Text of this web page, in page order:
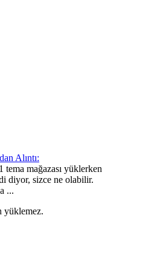
Alıntı:
tema mağazası yüklerken
diyor, sizce ne olabilir.
...
yüklemez.